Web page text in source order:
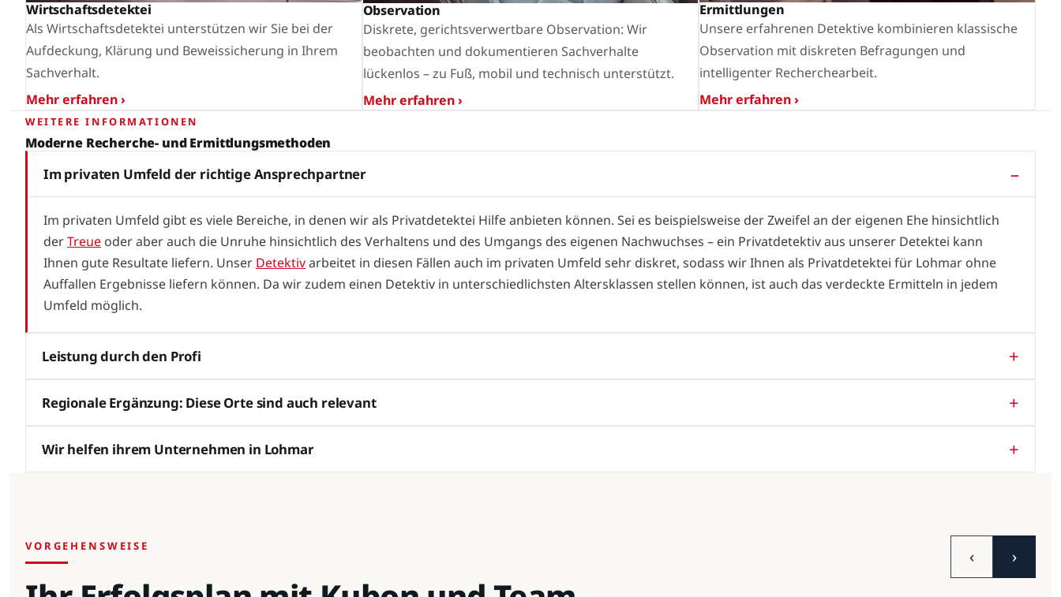
Wirtschaftsdetektei
Als Wirtschaftsdetektei unterstützen wir Sie bei der
Aufdeckung, Klärung und Beweissicherung in Ihrem
Sachverhalt.
Mehr erfahren ›
Observation
Diskrete, gerichtsverwertbare Observation: Wir
beobachten und dokumentieren Sachverhalte
lückenlos – zu Fuß, mobil und technisch unterstützt.
Mehr erfahren ›
Ermittlungen
Unsere erfahrenen Detektive kombinieren klassische
Observation mit diskreten Befragungen und
intelligenter Recherchearbeit.
Mehr erfahren ›
WEITERE INFORMATIONEN
Moderne Recherche- und Ermittlungsmethoden
Im privaten Umfeld der richtige Ansprechpartner
Im privaten Umfeld gibt es viele Bereiche, in denen wir als Privatdetektei Hilfe anbieten können. Sei es beispielsweise der Zweifel an der eigenen Ehe hinsichtlich
derTreue oder aber auch die Unruhe hinsichtlich des Verhaltens und des Umgangs des eigenen Nachwuchses – ein Privatdetektiv aus unserer Detektei kann
Ihnen gute Resultate liefern. Unser Detektivarbeitet in diesen Fällen auch im privaten Umfeld sehr diskret, sodass wir Ihnen als Privatdetektei für Lohmar ohne
Auffallen Ergebnisse liefern können. Da wir zudem einen Detektiv in unterschiedlichsten Altersklassen stellen können, ist auch das verdeckte Ermitteln in jedem
Umfeld möglich.
Leistung durch den Profi
Regionale Ergänzung: Diese Orte sind auch relevant
Wir helfen ihrem Unternehmen in Lohmar
VORGEHENSWEISE ‹ ›